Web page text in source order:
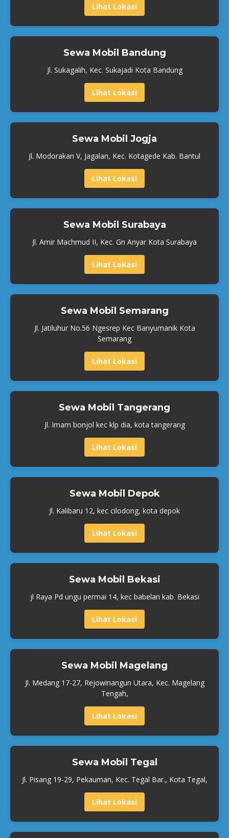
Lihat Lokasi
Sewa Mobil Bandung
Jl. Sukagalih, Kec. Sukajadi Kota Bandung
Lihat Lokasi
Sewa Mobil Jogja
Jl. Modorakan V, Jagalan, Kec. Kotagede Kab. Bantul
Lihat Lokasi
Sewa Mobil Surabaya
Jl. Amir Machmud II, Kec. Gn Anyar Kota Surabaya
Lihat Lokasi
Sewa Mobil Semarang
Jl. Jatiluhur No.56 Ngesrep Kec Banyumanik Kota
Semarang
Lihat Lokasi
Sewa Mobil Tangerang
Jl. Imam bonjol kec klp dia, kota tangerang
Lihat Lokasi
Sewa Mobil Depok
Jl. Kalibaru 12, kec cilodong, kota depok
Lihat Lokasi
Sewa Mobil Bekasi
jl Raya Pd ungu permai 14, kec babelan kab. Bekasi
Lihat Lokasi
Sewa Mobil Magelang
Jl. Medang 17-27, Rejowinangun Utara, Kec. Magelang
Tengah,
Lihat Lokasi
Sewa Mobil Tegal
Jl. Pisang 19-29, Pekauman, Kec. Tegal Bar., Kota Tegal,
Lihat Lokasi